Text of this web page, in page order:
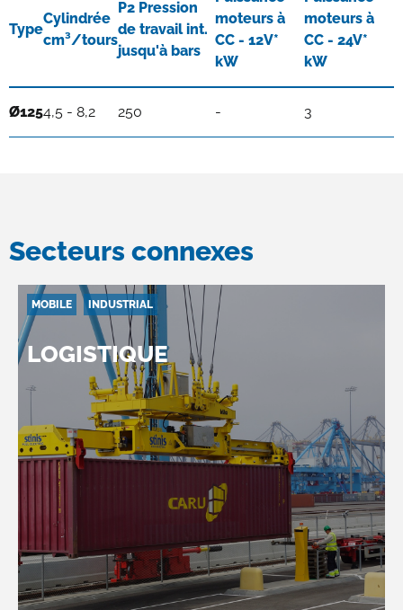
Type
Cylindrée
cm³/tours
P2 Pression
de travail int.
jusqu'à bars
moteurs à
CC - 12V*
kW
moteurs à
CC - 24V*
kW
Ø1254,5 - 8,2 250 - 3
Secteurs connexes
MOBILE INDUSTRIAL
LOGISTIQUE